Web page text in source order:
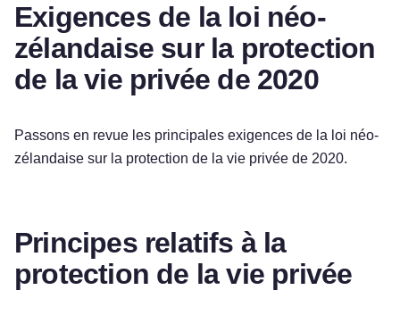
Exigences de la loi néo-
zélandaise sur la protection
de la vie privée de 2020
Passons en revue les principales exigences de la loi néo-
zélandaise sur la protection de la vie privée de 2020.
Principes relatifs à la
protection de la vie privée